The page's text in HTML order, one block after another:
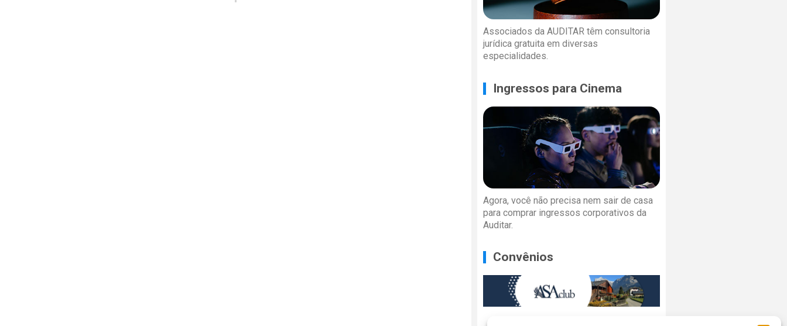
Associados da AUDITAR têm consultoria
jurídica gratuita em diversas
especialidades.
Ingressos para Cinema
Agora, você não precisa nem sair de casa
para comprar ingressos corporativos da
Auditar.
Convênios